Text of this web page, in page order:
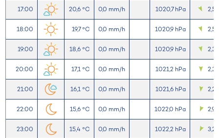
17:00 20,6 °C 0,0 mm/h 1020,7 hPa 2,5
18:00 19,7 °C 0,0 mm/h 1020,9 hPa 2,5
19:00 18,6 °C 0,0 mm/h 1020,9 hPa 2,3
20:00 17,1 °C 0,0 mm/h 1021,2 hPa 2,3
21:00 16,1 °C 0,0 mm/h 1021,6 hPa 2,2
22:00 15,6 °C 0,0 mm/h 1022,0 hPa 2,9
23:00 15,4 °C 0,0 mm/h 1022,2 hPa 3,2